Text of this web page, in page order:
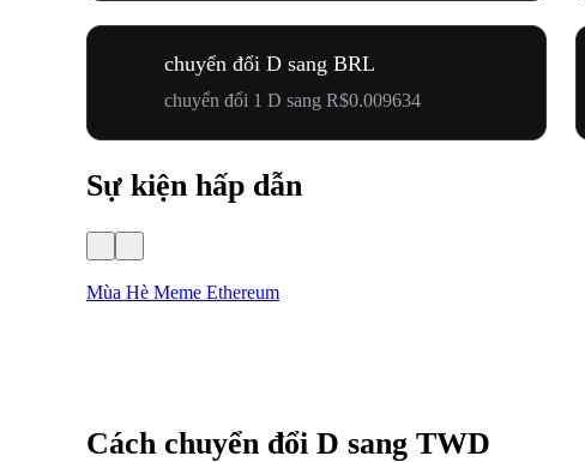
chuyển đổi D sang BRL
chuyển đổi 1 D sang R$0.009634
Sự kiện hấp dẫn
Mùa Hè Meme Ethereum
Cách chuyển đổi D sang TWD